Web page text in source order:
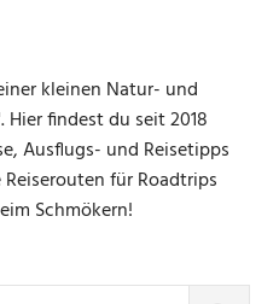
kleinen Natur- und
Hier findest du seit 2018
Ausflugs- und Reisetipps
für Roadtrips
Schmökern!